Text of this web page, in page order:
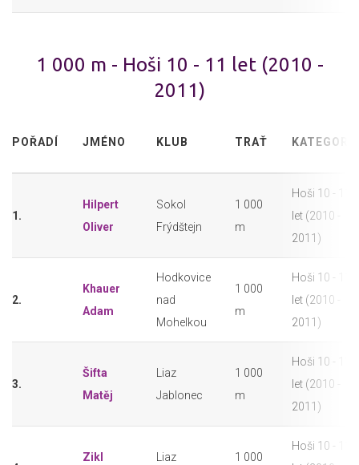
1 000 m - Hoši 10 - 11 let (2010 -
2011)
POŘADÍ JMÉNO KLUB TRAŤ KATEGORIE
1.
Hilpert
Oliver
Sokol
Frýdštejn
1 000
m
Hoši 10 - 11
let (2010 -
2011)
2.
Khauer
Adam
Hodkovice
nad
Mohelkou
1 000
m
Hoši 10 - 11
let (2010 -
2011)
3.
Šifta
Matěj
Liaz
Jablonec
1 000
m
Hoši 10 - 11
let (2010 -
2011)
Zikl
Liaz
1 000
Hoši 10 - 11